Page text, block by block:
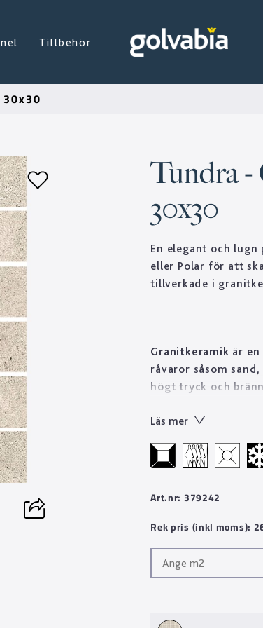
Tillbehör
Tundra -
30x30
En elegant och
eller Polar för att
tillverkade i
Granitkeramik är
råvaror såsom
högt tryck och
Tekniskt sett är
Designen skapas
mönsterbilder än
material som håller
Läs mer
Art.nr: 379242
Rek pris (inkl moms):